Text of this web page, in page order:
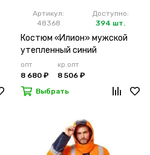
Артикул:
48368
Доступно:
394 шт.
Костюм «Илион» мужской
утепленный синий
опт
8 680 ₽
кр.опт
8 506 ₽
Выбрать